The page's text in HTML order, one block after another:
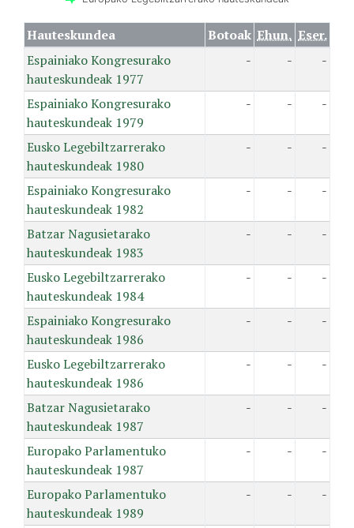
Hauteskundea Botoak Ehun. Eser.
Espainiako Kongresurako
hauteskundeak 1977
- - -
Espainiako Kongresurako
hauteskundeak 1979
- - -
Eusko Legebiltzarrerako
hauteskundeak 1980
- - -
Espainiako Kongresurako
hauteskundeak 1982
- - -
Batzar Nagusietarako
hauteskundeak 1983
- - -
Eusko Legebiltzarrerako
hauteskundeak 1984
- - -
Espainiako Kongresurako
hauteskundeak 1986
- - -
Eusko Legebiltzarrerako
hauteskundeak 1986
- - -
Batzar Nagusietarako
hauteskundeak 1987
- - -
Europako Parlamentuko
hauteskundeak 1987
- - -
Europako Parlamentuko
hauteskundeak 1989
- - -